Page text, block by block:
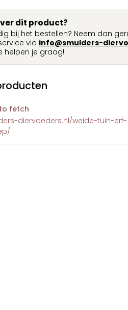
dit product?
bij het bestellen? Neem dan
via info@smulders-
helpen je graag!
fetch
diervoeders.nl/weide-tuin-erf-